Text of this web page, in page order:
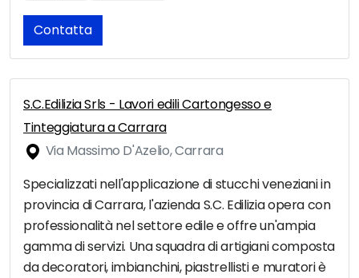
Contatta
S.C.Edilizia Srls - Lavori edili Cartongesso e
Tinteggiatura a Carrara
Via Massimo D'Azelio, Carrara
Specializzati nell'applicazione di stucchi veneziani in
provincia di Carrara, l'azienda S.C. Edilizia opera con
professionalità nel settore edile e offre un'ampia
gamma di servizi. Una squadra di artigiani composta
da decoratori, imbianchini, piastrellisti e muratori è